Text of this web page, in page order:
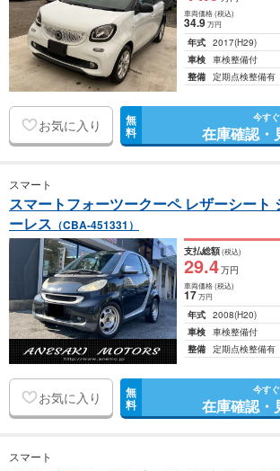
車両価格(税込)
34.9万円
年式 2017(H29)
車検 車検整備付
整備 定期点検整備有
お気に入り 無
料
今すぐ
在庫確認・
スマート
スマートフォーツークーペ レザーシート
ーレス （CBA-451331）
支払総額(税込)
29.4万円
車両価格(税込)
17万円
年式 2008(H20)
車検 車検整備付
整備 定期点検整備有
お気に入り 無
料
今すぐ
在庫確認・
スマート